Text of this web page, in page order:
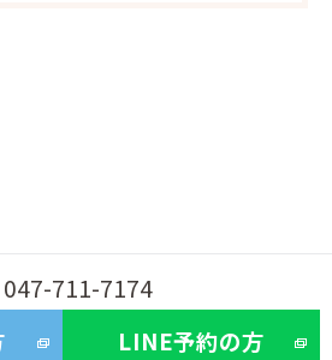
047-711-7174
LINE予約の方